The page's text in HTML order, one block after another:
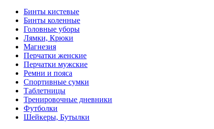
Бинты кистевые
Бинты коленные
Головные уборы
Лямки, Крюки
Магнезия
Перчатки женские
Перчатки мужские
Ремни и пояса
Спортивные сумки
Таблетницы
Тренировочные дневники
Футболки
Шейкеры, Бутылки